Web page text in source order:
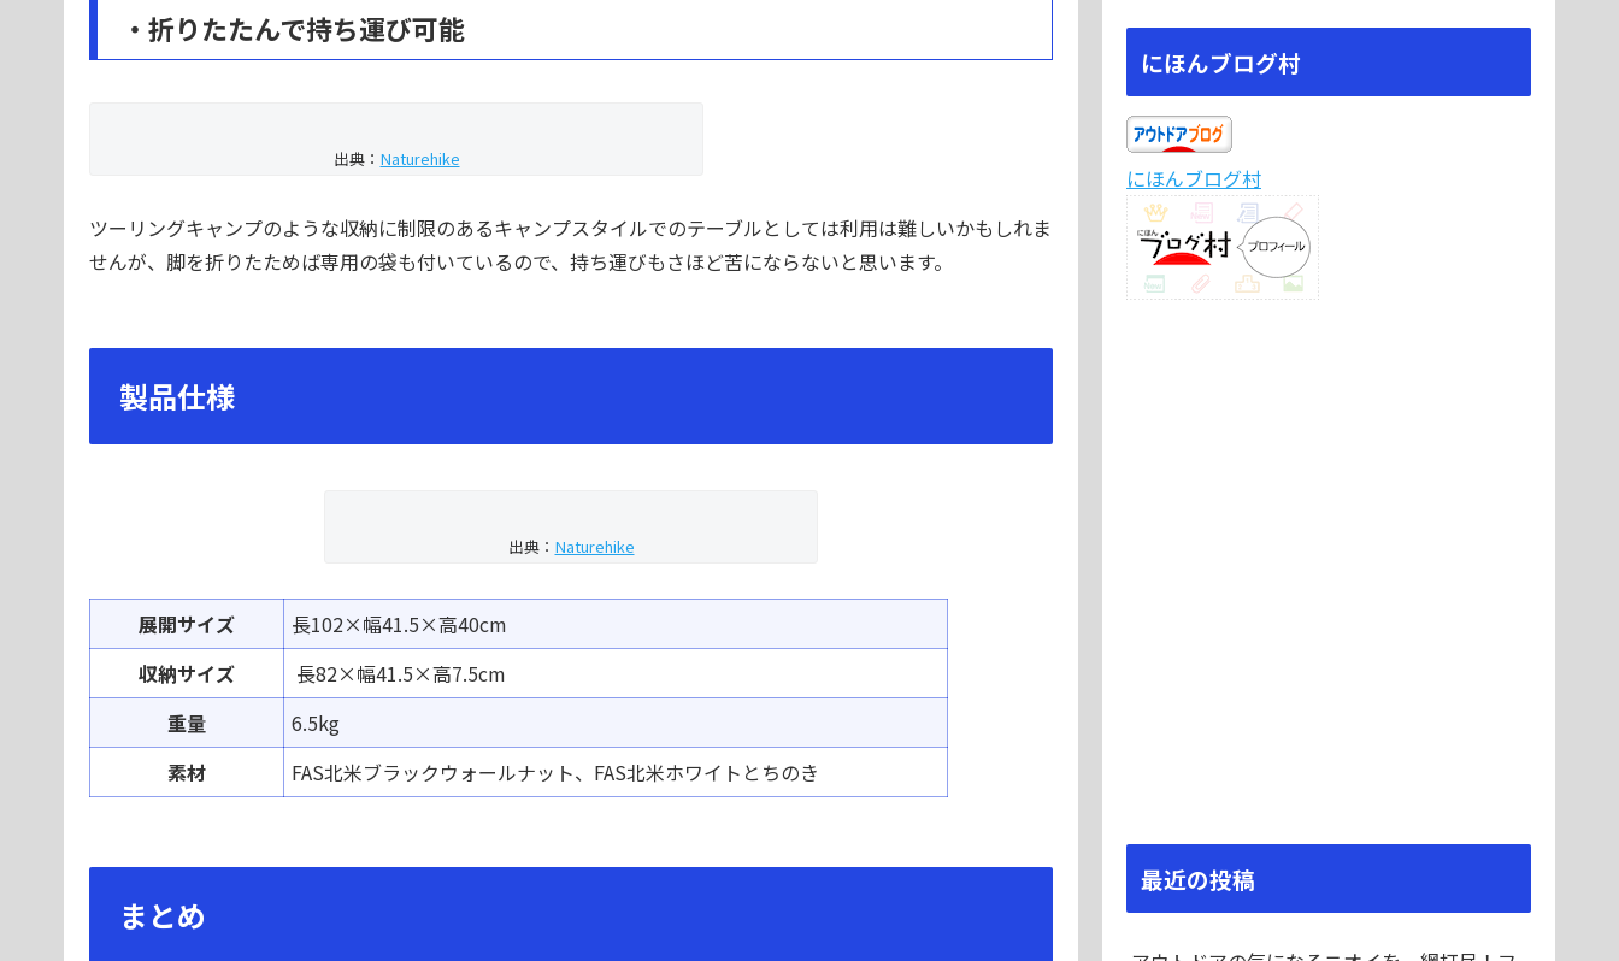
・折りたたんで持ち運び可能
出典： Naturehike
ツーリングキャンプのような収納に制限のあるキャンプスタイルでのテーブルとしては利用は難しいかもしれま
せんが、脚を折りたためば専用の袋も付いているので、持ち運びもさほど苦にならないと思います。
製品仕様
出典： Naturehike
展開サイズ
長102×幅41.5×高40cm
収納サイズ
長82×幅41.5×高7.5cm
重量
6.5kg
素材
FAS北米ブラックウォールナット、FAS北米ホワイトとちのき
まとめ
にほんブログ村
にほんブログ村
最近の投稿